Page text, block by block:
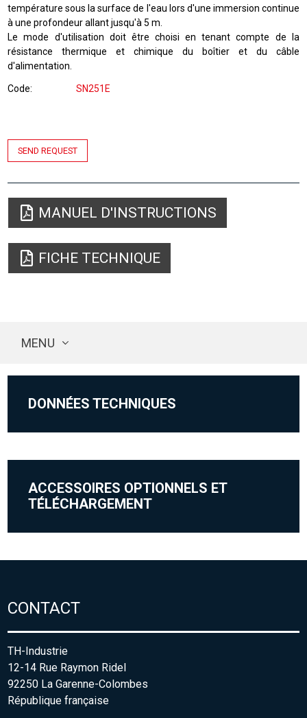
température sous la surface de l'eau lors d'une immersion continue
à une profondeur allant jusqu'à 5 m.
Le mode d'utilisation doit être choisi en tenant compte de la
résistance thermique et chimique du boîtier et du câble
d'alimentation.
Code SN251E
SEND REQUEST
MANUEL D'INSTRUCTIONS
FICHE TECHNIQUE
MENU
DONNÉES TECHNIQUES
ACCESSOIRES OPTIONNELS ET
TÉLÉCHARGEMENT
CONTACT
TH-Industrie
12-14 Rue Raymon Ridel
92250 La Garenne-Colombes
République française